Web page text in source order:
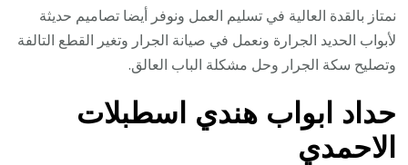
نمتاز بالقدة العالية في تسليم العمل ونوفر أيضا تصاميم حديثة
لأبواب الحديد الجرارة ونعمل في صيانة الجرار وتغير القطع التالفة
وتصليح سكة الجرار وحل مشكلة الباب العالق.
حداد ابواب هندي اسطبلات
الاحمدي